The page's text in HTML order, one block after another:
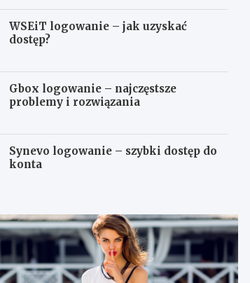
WSEiT logowanie – jak uzyskać
dostęp?
Gbox logowanie – najczęstsze
problemy i rozwiązania
Synevo logowanie – szybki dostęp do
konta